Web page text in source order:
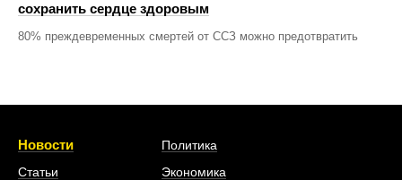
сохранить сердце здоровым
80% преждевременных смертей от ССЗ можно предотвратить
Новости
Статьи
Политика
Экономика